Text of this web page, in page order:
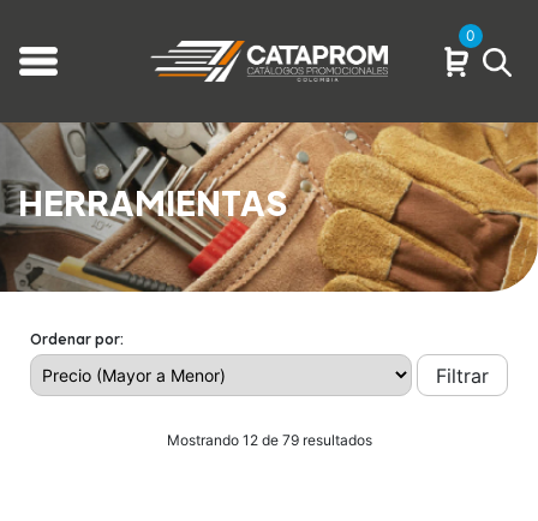
0
HERRAMIENTAS
Ordenar por:
Filtrar
Mostrando 12 de 79 resultados